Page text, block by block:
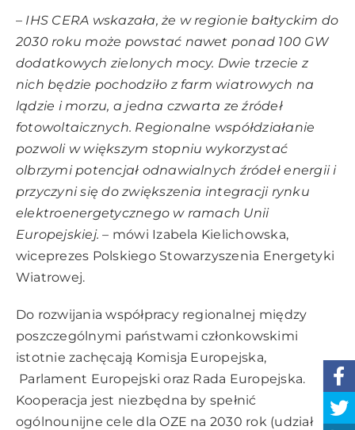
– IHS CERA wskazała, że w regionie bałtyckim do
2030 roku może powstać nawet ponad 100 GW
dodatkowych zielonych mocy. Dwie trzecie z
nich będzie pochodziło z farm wiatrowych na
lądzie i morzu, a jedna czwarta ze źródeł
fotowoltaicznych. Regionalne współdziałanie
pozwoli w większym stopniu wykorzystać
olbrzymi potencjał odnawialnych źródeł energii i
przyczyni się do zwiększenia integracji rynku
elektroenergetycznego w ramach Unii
Europejskiej. – mówi Izabela Kielichowska,
wiceprezes Polskiego Stowarzyszenia Energetyki
Wiatrowej.
Do rozwijania współpracy regionalnej między
poszczególnymi państwami członkowskimi
istotnie zachęcają Komisja Europejska,
Parlament Europejski oraz Rada Europejska.
Kooperacja jest niezbędna by spełnić
ogólnounijne cele dla OZE na 2030 rok (udział